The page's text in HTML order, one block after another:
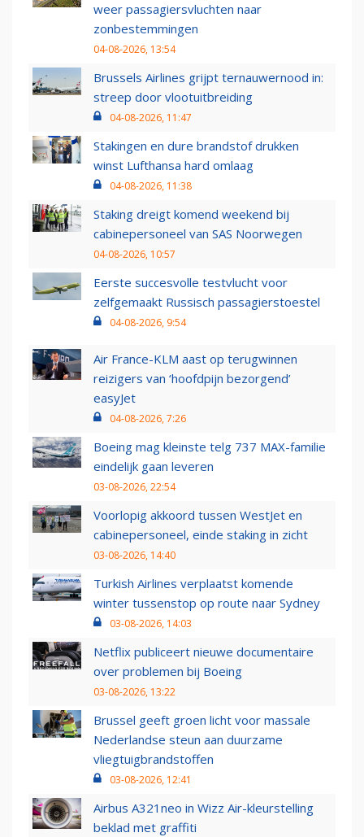
weer passagiersvluchten naar
zonbestemmingen
04-08-2026, 13:54
Brussels Airlines grijpt ternauwernood in:
streep door vlootuitbreiding
04-08-2026, 11:47
Stakingen en dure brandstof drukken
winst Lufthansa hard omlaag
04-08-2026, 11:38
Staking dreigt komend weekend bij
cabinepersoneel van SAS Noorwegen
04-08-2026, 10:57
Eerste succesvolle testvlucht voor
zelfgemaakt Russisch passagierstoestel
04-08-2026, 9:54
Air France-KLM aast op terugwinnen
reizigers van ‘hoofdpijn bezorgend’
easyJet
04-08-2026, 7:26
Boeing mag kleinste telg 737 MAX-familie
eindelijk gaan leveren
03-08-2026, 22:54
Voorlopig akkoord tussen WestJet en
cabinepersoneel, einde staking in zicht
03-08-2026, 14:40
Turkish Airlines verplaatst komende
winter tussenstop op route naar Sydney
03-08-2026, 14:03
Netflix publiceert nieuwe documentaire
over problemen bij Boeing
03-08-2026, 13:22
Brussel geeft groen licht voor massale
Nederlandse steun aan duurzame
vliegtuigbrandstoffen
03-08-2026, 12:41
Airbus A321neo in Wizz Air-kleurstelling
beklad met graffiti